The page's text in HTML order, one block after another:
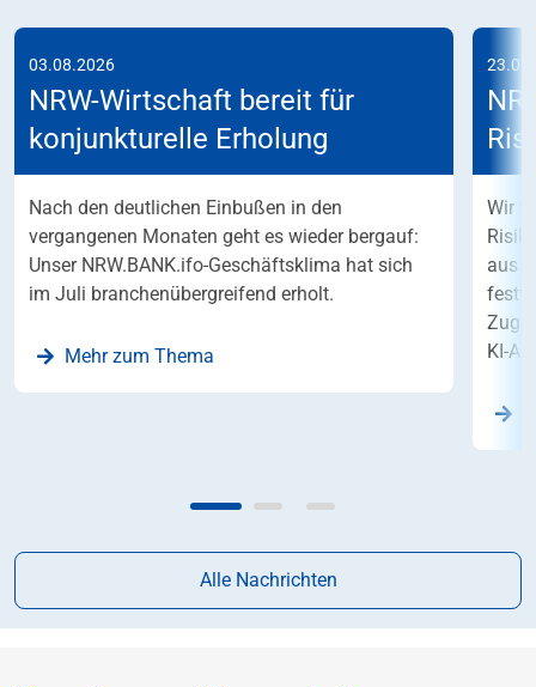
03.08.2026
NRW-Wirtschaft bereit für
konjunkturelle Erholung
Nach den deutlichen Einbußen in den
vergangenen Monaten geht es wieder bergauf:
Unser NRW.BANK.ifo-Geschäftsklima hat sich
im Juli branchenübergreifend erholt.
Mehr zum Thema
Wir
aus
KI-
Alle Nachrichten